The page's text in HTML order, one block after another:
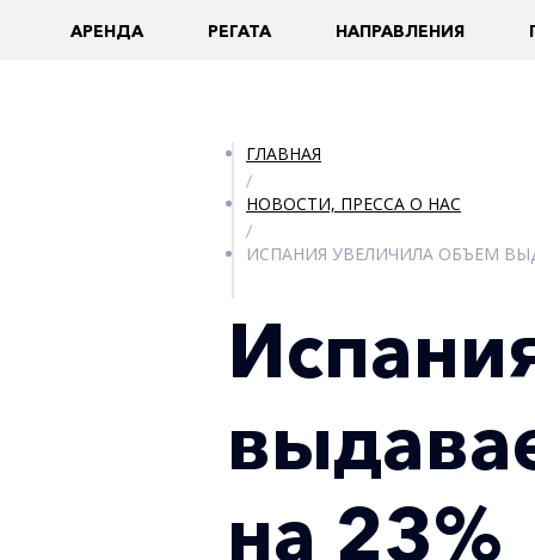
AРЕНДА РЕГАТА НАПРАВЛЕНИЯ
ГЛАВНАЯ
/
НОВОСТИ, ПРЕССА О НАС
/
ИСПАНИЯ УВЕЛИЧИЛА ОБЪЕМ
на 23%